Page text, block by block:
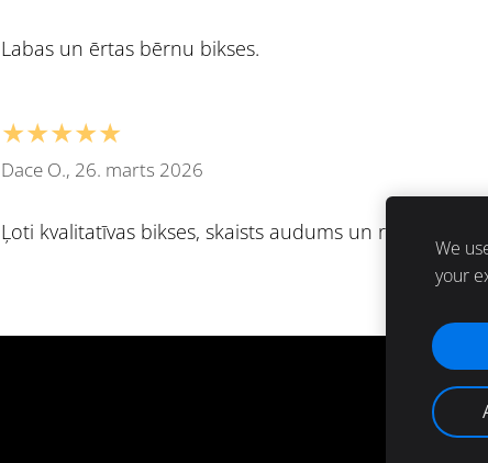
Labas un ērtas bērnu bikses.
★★★★★
Dace O., 26. marts 2026
Ļoti kvalitatīvas bikses, skaists audums un rūpīgs
We
your